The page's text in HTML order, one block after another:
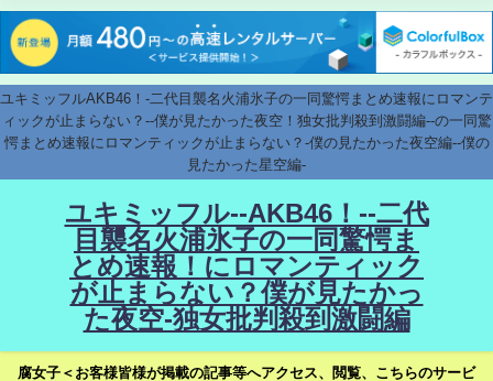
ユキミッフルAKB46！-二代目襲名火浦氷子の一同驚愕まとめ速報にロマンテ
ィックが止まらない？--僕が見たかった夜空！独女批判殺到激闘編--の一同驚
愕まとめ速報にロマンティックが止まらない？-僕の見たかった夜空編--僕の
見たかった星空編-
ユキミッフル--AKB46！--二代
目襲名火浦氷子の一同驚愕ま
とめ速報！にロマンティック
が止まらない？僕が見たかっ
た夜空-独女批判殺到激闘編
腐女子＜お客様皆様が掲載の記事等へアクセス、閲覧、こちらのサービ